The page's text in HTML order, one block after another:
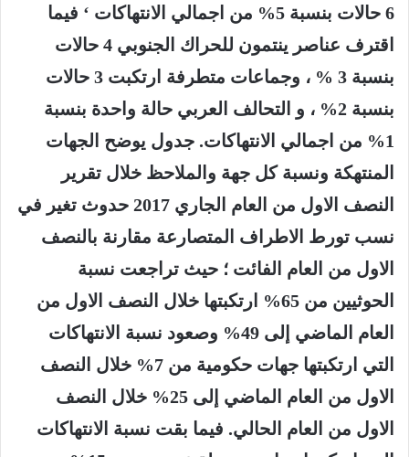
6 حالات بنسبة 5% من اجمالي الانتهاكات ‘ فيما
اقترف عناصر ينتمون للحراك الجنوبي 4 حالات
بنسبة 3 % ، وجماعات متطرفة ارتكبت 3 حالات
بنسبة 2% ، و التحالف العربي حالة واحدة بنسبة
1% من اجمالي الانتهاكات. جدول يوضح الجهات
المنتهكة ونسبة كل جهة والملاحظ خلال تقرير
النصف الاول من العام الجاري 2017 حدوث تغير في
نسب تورط الاطراف المتصارعة مقارنة بالنصف
الاول من العام الفائت ؛ حيث تراجعت نسبة
الحوثيين من 65% ارتكبتها خلال النصف الاول من
العام الماضي إلى 49% وصعود نسبة الانتهاكات
التي ارتكبتها جهات حكومية من 7% خلال النصف
الاول من العام الماضي إلى 25% خلال النصف
الاول من العام الحالي. فيما بقت نسبة الانتهاكات